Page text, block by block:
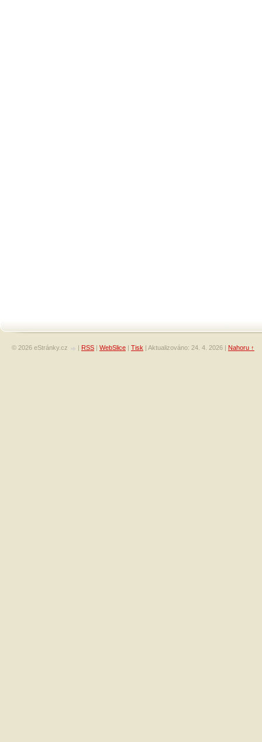
© 2026 eStránky.cz | RSS | WebSlice | Tisk | Aktualizováno: 24. 4. 2026 | Nahoru ↑